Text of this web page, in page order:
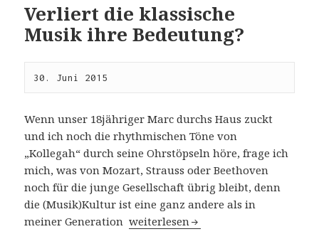
Verliert die klassische
Musik ihre Bedeutung?
30. Juni 2015
Wenn unser 18jähriger Marc durchs Haus zuckt
und ich noch die rhythmischen Töne von
„Kollegah“ durch seine Ohrstöpseln höre, frage ich
mich, was von Mozart, Strauss oder Beethoven
noch für die junge Gesellschaft übrig bleibt, denn
die (Musik)Kultur ist eine ganz andere als in
meiner GenerationVerliert die klassische Musik ihre
weiterlesen